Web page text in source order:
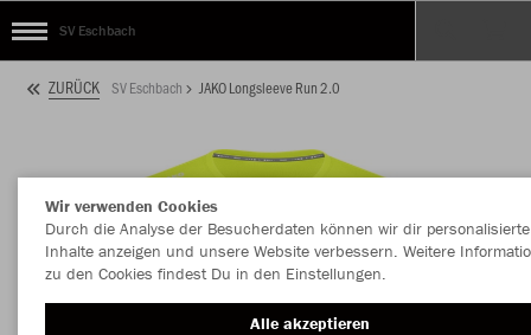
SV Eschbach
ZURÜCK SV Eschbach JAKO Longsleeve Run 2.0
Wir verwenden Cookies
Durch die Analyse der Besucherdaten können wir dir personalisierte
Inhalte anzeigen und unsere Website verbessern. Weitere
zu den Cookies findest Du in den Einstellungen.
Alle akzeptieren